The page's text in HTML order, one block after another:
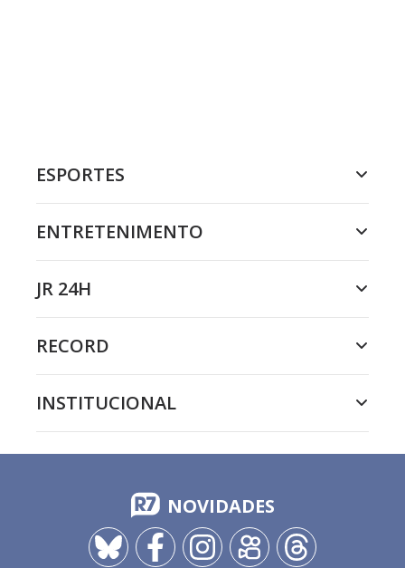
ESPORTES
ENTRETENIMENTO
JR 24H
RECORD
INSTITUCIONAL
NOVIDADES